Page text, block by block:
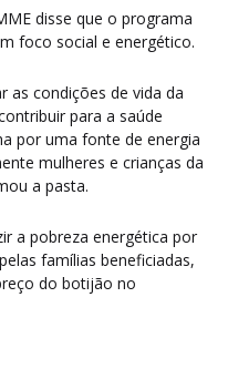
disse que o programa
foco social e energético.
as condições de vida da
para a saúde
por uma fonte de energia
mulheres e crianças da
a pasta.
a pobreza energética por
famílias beneficiadas,
do botijão no